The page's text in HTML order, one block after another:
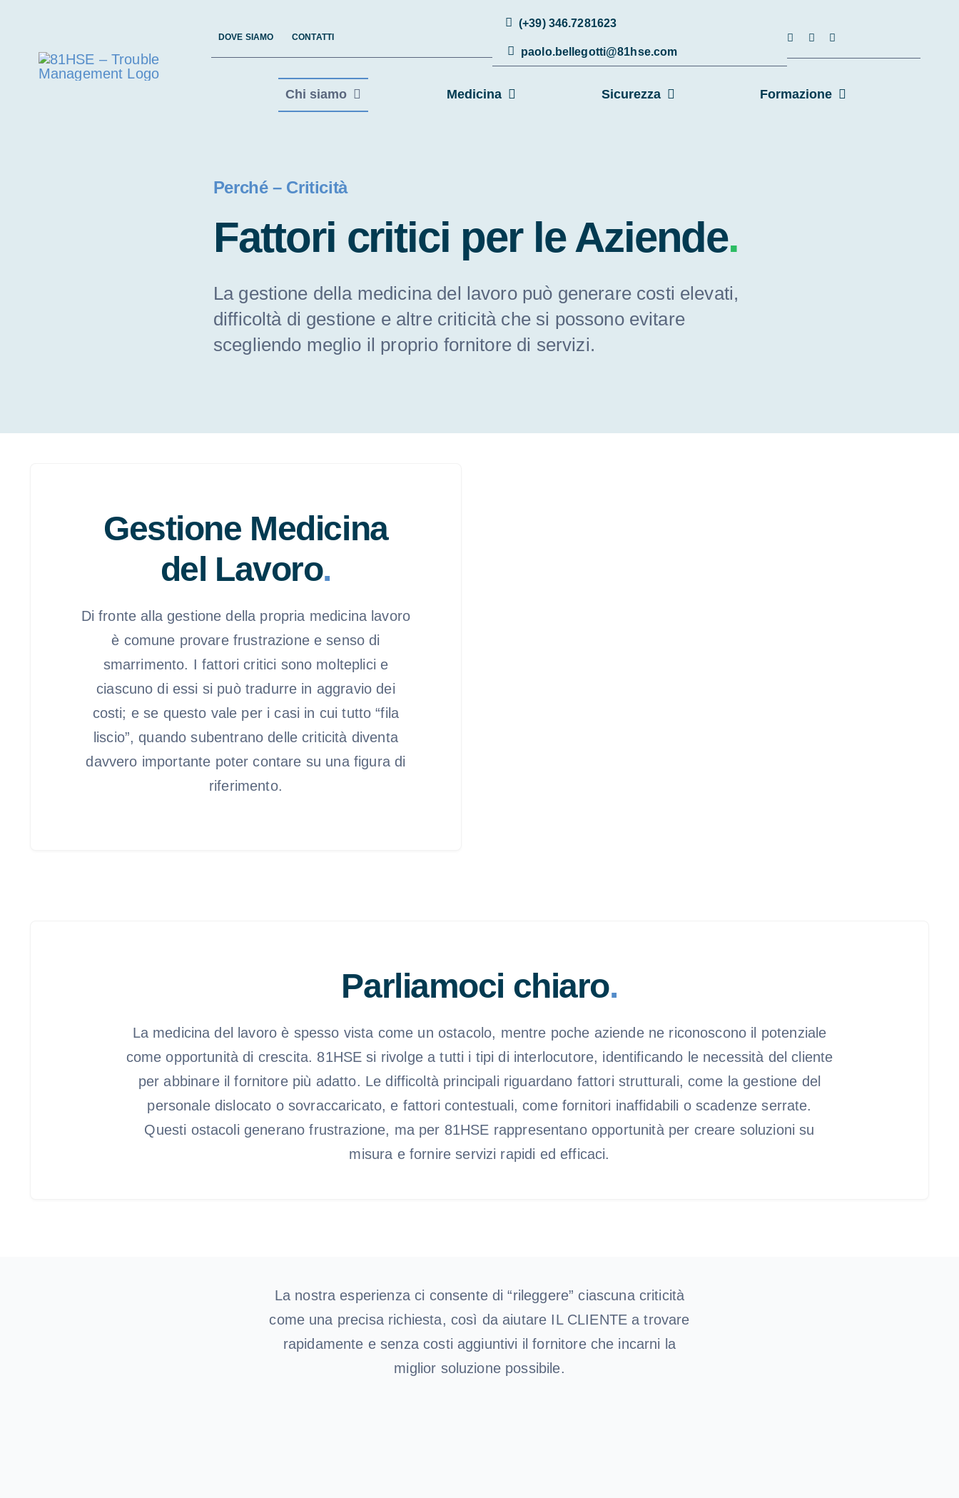
contenuto
DOVE SIAMO CONTATTI
(+39) 346.7281623
paolo.bellegotti@81hse.com
Chi siamo Medicina Sicurezza Formazione
Perché – Criticità
Fattori critici per le Aziende.
La gestione della medicina del lavoro può generare costi elevati,
difficoltà di gestione e altre criticità che si possono evitare
scegliendo meglio il proprio fornitore di servizi.
Gestione Medicina
del Lavoro.
Di fronte alla gestione della propria medicina lavoro
è comune provare frustrazione e senso di
smarrimento. I fattori critici sono molteplici e
ciascuno di essi si può tradurre in aggravio dei
costi; e se questo vale per i casi in cui tutto “fila
liscio”, quando subentrano delle criticità diventa
davvero importante poter contare su una figura di
riferimento.
Parliamoci chiaro.
La medicina del lavoro è spesso vista come un ostacolo, mentre poche aziende ne riconoscono il potenziale
come opportunità di crescita. 81HSE si rivolge a tutti i tipi di interlocutore, identificando le necessità del cliente
per abbinare il fornitore più adatto. Le difficoltà principali riguardano fattori strutturali, come la gestione del
personale dislocato o sovraccaricato, e fattori contestuali, come fornitori inaffidabili o scadenze serrate.
Questi ostacoli generano frustrazione, ma per 81HSE rappresentano opportunità per creare soluzioni su
misura e fornire servizi rapidi ed efficaci.
La nostra esperienza ci consente di “rileggere” ciascuna criticità
come una precisa richiesta, così da aiutare IL CLIENTE a trovare
rapidamente e senza costi aggiuntivi il fornitore che incarni la
miglior soluzione possibile.